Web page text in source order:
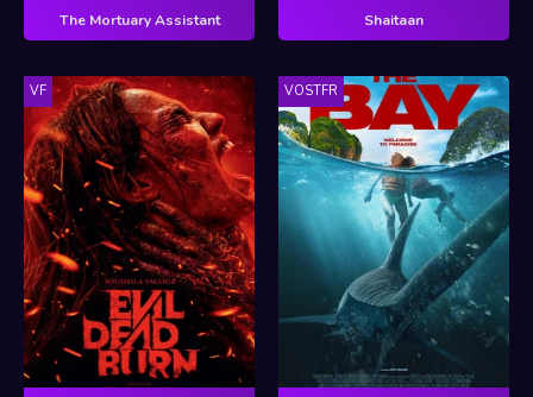
The Mortuary Assistant Shaitaan
VF VOSTFR